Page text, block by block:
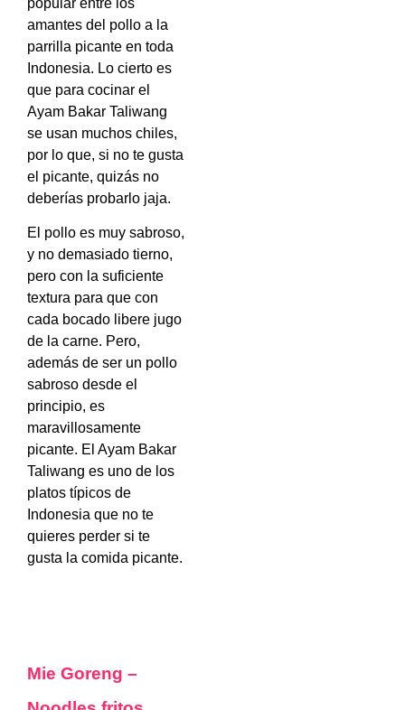
popular entre los
amantes del pollo a la
parrilla picante en toda
Indonesia. Lo cierto es
que para cocinar el
Ayam Bakar Taliwang
se usan muchos chiles,
por lo que, si no te gusta
el picante, quizás no
deberías probarlo jaja.
El pollo es muy sabroso,
y no demasiado tierno,
pero con la suficiente
textura para que con
cada bocado libere jugo
de la carne. Pero,
además de ser un pollo
sabroso desde el
principio, es
maravillosamente
picante. El Ayam Bakar
Taliwang es uno de los
platos típicos de
Indonesia que no te
quieres perder si te
gusta la comida picante.
Mie Goreng –